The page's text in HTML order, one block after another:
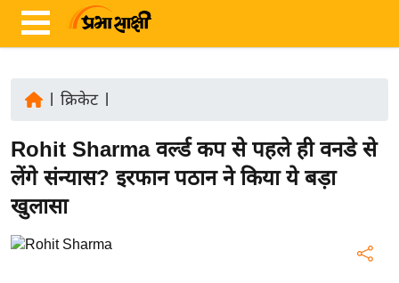
ज़ा
ख
र
रा
क्रिकेट|
Rohit Sharma वर्ल्ड कप से पहले ही वनडे से
लेंगे संन्यास? इरफान पठान ने किया ये बड़ा
खुलासा